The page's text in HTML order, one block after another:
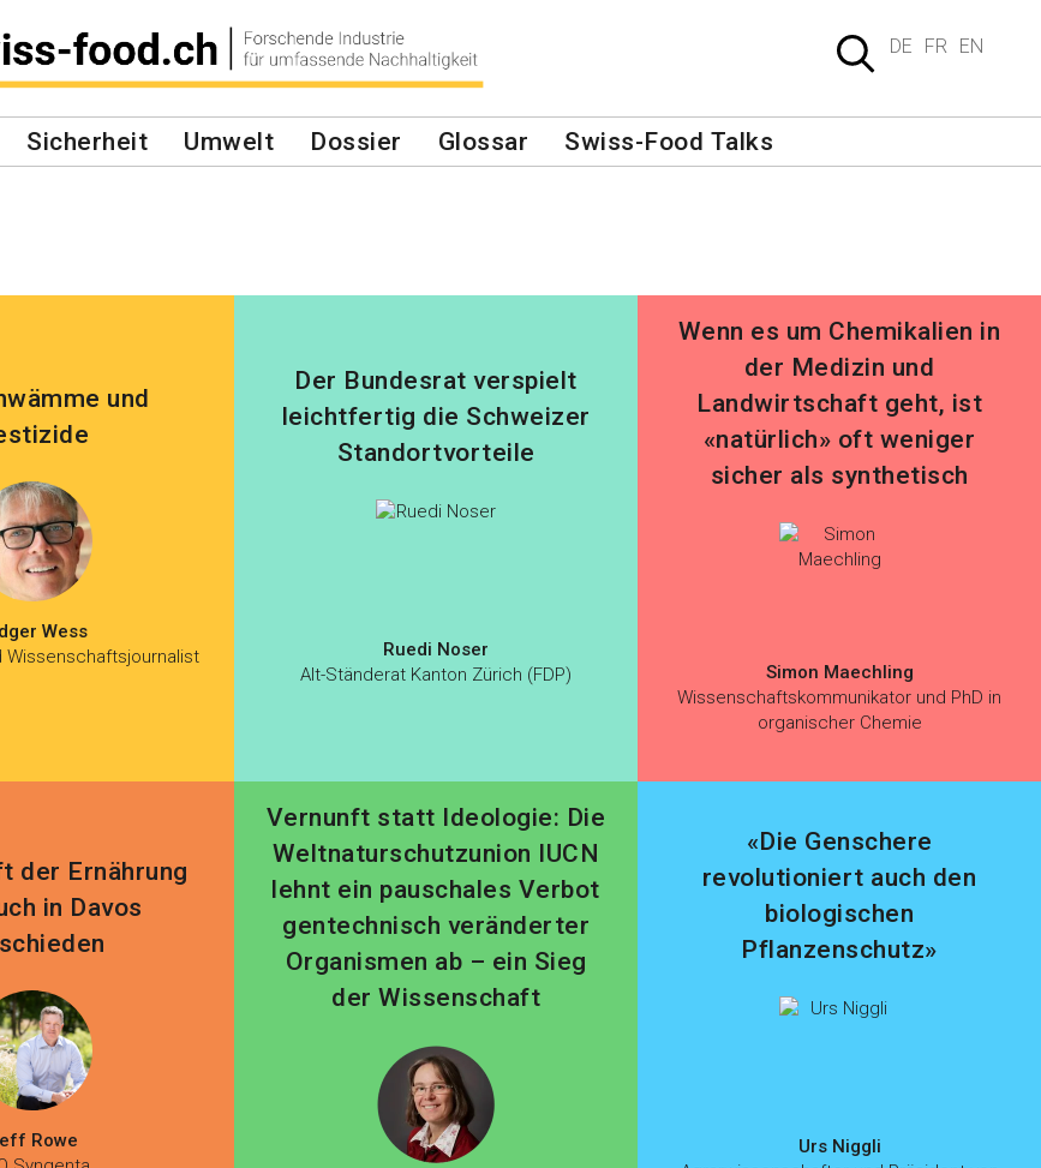
DE FR EN
Sicherheit Umwelt Dossier Glossar Swiss-Food Talks
und
Wess
Wissenschaftsjournalist
Der Bundesrat verspielt
leichtfertig die Schweizer
Standortvorteile
Ruedi Noser
Alt-Ständerat Kanton Zürich (FDP)
Wenn es um Chemikalien in
der Medizin und
Landwirtschaft geht, ist
«natürlich» oft weniger
sicher als synthetisch
Simon Maechling
Wissenschaftskommunikator und PhD in
organischer Chemie
der Ernährung
in Davos
Rowe
Vernunft statt Ideologie: Die
Weltnaturschutzunion IUCN
lehnt ein pauschales Verbot
gentechnisch veränderter
Organismen ab – ein Sieg
der Wissenschaft
«Die Genschere
revolutioniert auch den
biologischen
Pflanzenschutz»
Urs Niggli